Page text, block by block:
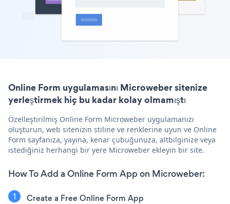
Online Form uygulamasını Microweber sitenize
yerleştirmek hiç bu kadar kolay olmamıştı
Özelleştirilmiş Online Form Microweber uygulamanızı
oluşturun, web sitenizin stiline ve renklerine uyun ve Online
Form sayfanıza, yayına, kenar çubuğunuza, altbilginize veya
istediğiniz herhangi bir yere Microweber ekleyin bir site.
How To Add a Online Form App on Microweber:
Create a Free Online Form App